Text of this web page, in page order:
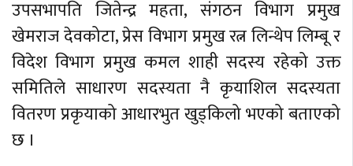
उपसभापति जितेन्द्र महता, संगठन विभाग प्रमुख
खेमराज देवकोटा, प्रेस विभाग प्रमुख रत्न लिन्थेप लिम्बू र
विदेश विभाग प्रमुख कमल शाही सदस्य रहेको उक्त
समितिले साधारण सदस्यता नै कृयाशिल सदस्यता
वितरण प्रकृयाको आधारभुत खुड्किलो भएको बताएको
छ ।